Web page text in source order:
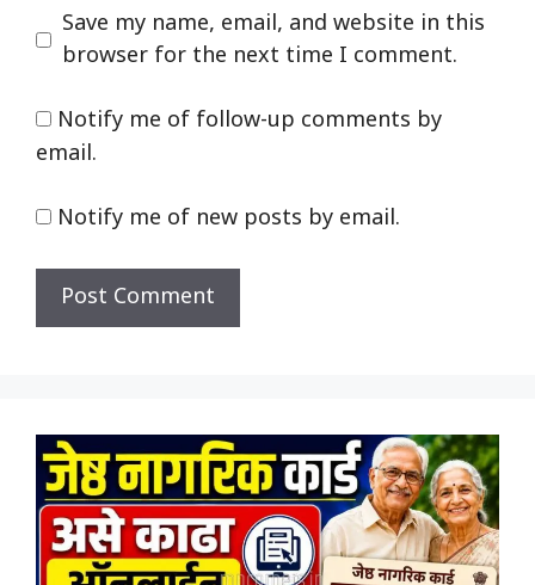
Save my name, email, and website in this
browser for the next time I comment.
Notify me of follow-up comments by
email.
Notify me of new posts by email.